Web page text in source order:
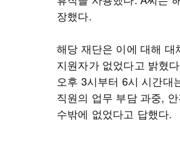
장했다.
해당 재단은 이에 대해
지원자가 없었다고 밝혔
오후 3시부터 6시 시간대
직원의 업무 부담 과중,
수밖에 없었다고 답했다.